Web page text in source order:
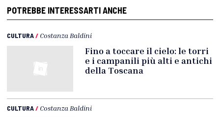
POTREBBE INTERESSARTI ANCHE
CULTURA/ Costanza Baldini
Fino a toccare il cielo: le torri
e i campanili più alti e antichi
della Toscana
CULTURA/ Costanza Baldini